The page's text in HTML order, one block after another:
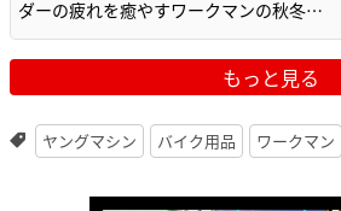
ダーの疲れを癒やすワークマンの秋冬…
もっと見る
ヤングマシン バイク用品 ワークマン